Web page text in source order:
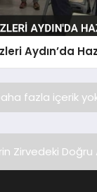
Aydın’da
fazla içerik
Zirvedeki Doğru